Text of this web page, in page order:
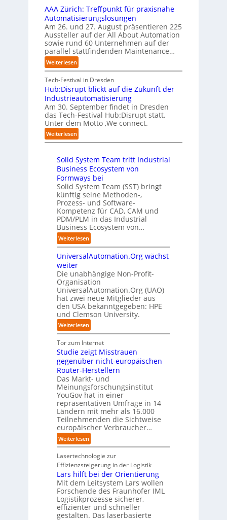
l
d
u
n
g
s
t
e
l
l
e
n
b
i
b
e
n
u
n
b
e
s
t
z
r
u
n
g
a
n
“
t
e
t
B
i
e
t
e
r
v
e
r
f
a
h
r
e
f
ü
r
d
e
n
G
i
g
a
f
a
c
t
o
r
y
-
A
u
s
b
a
u
t
S
t
e
f
a
n
S
h
w
a
b
z
u
m
C
-
C
E
O
t
e
r
n
e
h
m
e
n
w
o
l
l
e
n
R
h
e
n
z
e
n
t
r
e
n
i
n
D
e
u
t
s
c
h
l
a
n
d
AAA Zürich: Treffpunkt für praxisnahe
Automatisierungslösungen
Am 26. und 27. August präsentieren 225
Aussteller auf der All About Automation
sowie rund 60 Unternehmen auf der
parallel stattfindenden Maintenance…
Weiterlesen:
A
A
A
Z
ü
r
i
c
h
T
e
f
f
p
u
n
k
t
f
r
p
r
a
x
i
s
n
a
e
A
u
t
o
m
a
t
i
s
i
e
r
u
n
g
s
l
ö
s
Tech-Festival in Dresden
Hub:Disrupt blickt auf die Zukunft der
Industrieautomatisierung
Am 30. September findet in Dresden
das Tech-Festival Hub:Disrupt statt.
Unter dem Motto ‚We connect.
Weiterlesen:
H
b
:
D
i
s
r
u
p
t
b
l
i
c
k
t
a
u
f
d
i
e
Z
u
k
u
n
f
t
d
e
r
I
n
d
t
r
i
e
a
u
Solid System Team tritt Industrial
Business Ecosystem von
Formways bei
Solid System Team (SST) bringt
künftig seine Methoden-,
Prozess- und Software-
Kompetenz für CAD, CAM und
PDM/PLM in das Industrial
Business Ecosystem von…
Weiterlesen:
S
o
i
d
S
y
s
t
e
m
T
e
a
t
r
i
t
t
I
n
d
u
t
r
i
a
l
B
UniversalAutomation.Org wächst
weiter
Die unabhängige Non-Profit-
Organisation
UniversalAutomation.Org (UAO)
hat zwei neue Mitglieder aus
den USA bekanntgegeben: HPE
und Clemson University.
Weiterlesen:
U
n
i
v
e
r
s
a
l
A
u
t
o
m
a
t
i
o
n
.
O
Tor zum Internet
Studie zeigt Misstrauen
gegenüber nicht-europäischen
Router-Herstellern
Das Markt- und
Meinungsforschungsinstitut
YouGov hat in einer
repräsentativen Umfrage in 14
Ländern mit mehr als 16.000
Teilnehmenden die Sichtweise
europäischer Verbraucher…
Weiterlesen:
S
t
u
d
i
e
z
e
i
Lasertechnologie zur
Effizienzsteigerung in der Logistik
Lars hilft bei der Orientierung
Mit dem Leitsystem Lars wollen
Forschende des Fraunhofer IML
Logistikprozesse sicherer,
effizienter und schneller
gestalten. Das laserbasierte